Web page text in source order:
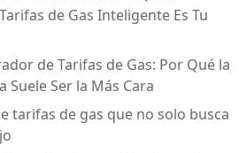
de Gas Inteligente Es Tu
de Tarifas de Gas: Por Qué la
Suele Ser la Más Cara
tarifas de gas que no solo busca